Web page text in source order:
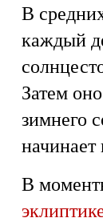
В
каждый
Затем
зимнего
начинает
В